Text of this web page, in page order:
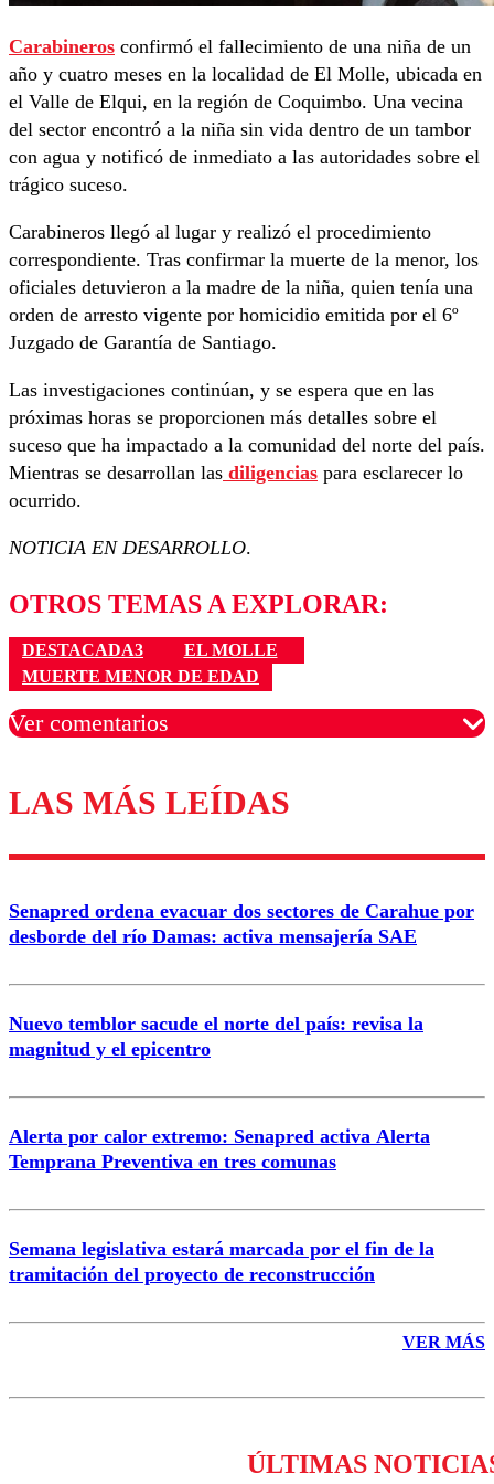
Carabineros confirmó el fallecimiento de una niña de un
año y cuatro meses en la localidad de El Molle, ubicada en
el Valle de Elqui, en la región de Coquimbo. Una vecina
del sector encontró a la niña sin vida dentro de un tambor
con agua y notificó de inmediato a las autoridades sobre el
trágico suceso.
Carabineros llegó al lugar y realizó el procedimiento
correspondiente. Tras confirmar la muerte de la menor, los
oficiales detuvieron a la madre de la niña, quien tenía una
orden de arresto vigente por homicidio emitida por el 6º
Juzgado de Garantía de Santiago.
Las investigaciones continúan, y se espera que en las
próximas horas se proporcionen más detalles sobre el
suceso que ha impactado a la comunidad del norte del país.
Mientras se desarrollan las diligencias para esclarecer lo
ocurrido.
NOTICIA EN DESARROLLO.
OTROS TEMAS A EXPLORAR:
DESTACADA3
EL MOLLE
MUERTE MENOR DE EDAD
Ver comentarios
Los comentarios son moderados para garantizar un
diálogo respetuoso.
Nombre
Correo
LAS MÁS LEÍDAS
Senapred ordena evacuar dos sectores de Carahue por
desborde del río Damas: activa mensajería SAE
Nuevo temblor sacude el norte del país: revisa la
magnitud y el epicentro
Alerta por calor extremo: Senapred activa Alerta
Temprana Preventiva en tres comunas
Semana legislativa estará marcada por el fin de la
tramitación del proyecto de reconstrucción
VER MÁS
ÚLTIMAS